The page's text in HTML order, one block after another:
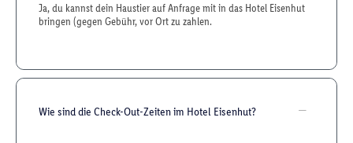
Ja, du kannst dein Haustier auf Anfrage mit in das Hotel Eisenhut
bringen (gegen Gebühr, vor Ort zu zahlen.
Wie sind die Check-Out-Zeiten im Hotel Eisenhut?